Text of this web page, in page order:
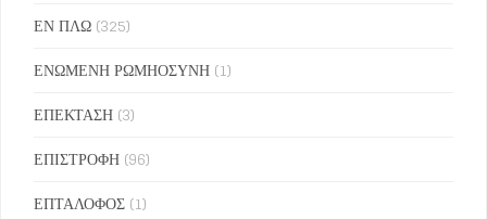
ΕΝ ΠΛΩ (325)
ΕΝΩΜΕΝΗ ΡΩΜΗΟΣΥΝΗ (1)
ΕΠΕΚΤΑΣΗ (3)
ΕΠΙΣΤΡΟΦΗ (96)
ΕΠΤΑΛΟΦΟΣ (1)